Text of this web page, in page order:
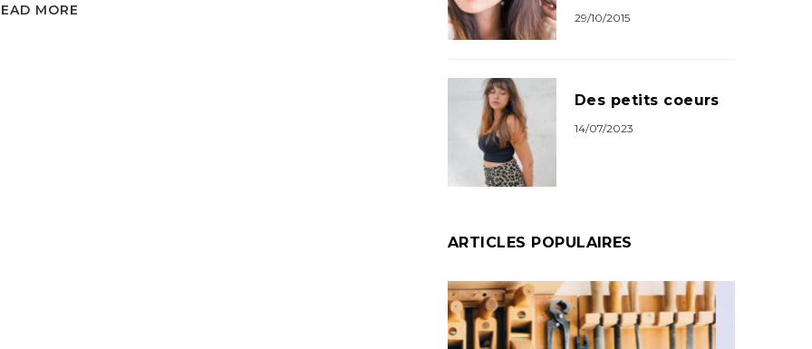
MORE 29/10/2015
Des petits coeurs
14/07/2023
ARTICLES POPULAIRES